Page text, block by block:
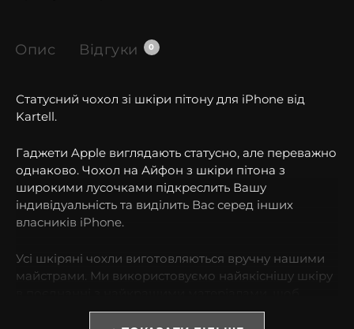
Опис Відгуки 0
Статусний чохол зі шкіри пітону для iPhone від
Kartell.
Гаджети Apple виглядають статусно, але переважно
однаково. Чохол на Айфон з шкіри пітона з
широкими лусочками підкреслить Вашу
індивідуальність та виділить Вас серед інших
власників iPhone.
Усі шкіряні чохли виготовляються вручну нашими
майстрами. Ми використовуємо найякіснішу шкіру
забезпечити Вам чохол преміум-класу.